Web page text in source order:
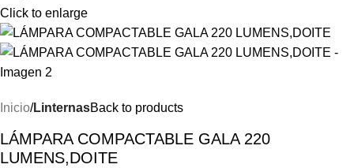
Click to enlarge
Inicio LinternasBack to products
LÁMPARA COMPACTABLE GALA 220
LUMENS,DOITE